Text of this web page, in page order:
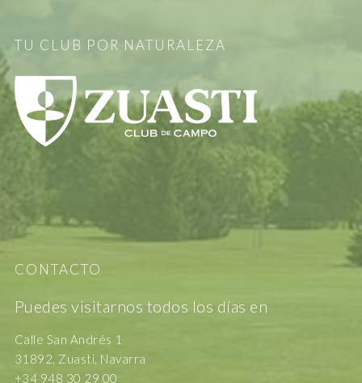
TU CLUB POR NATURALEZA
CONTACTO
Puedes visitarnos todos los días en
Calle San Andrés 1
31892, Zuasti, Navarra
+34 948 30 29 00